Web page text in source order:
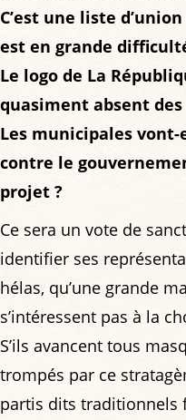
C’est une liste
est en grande
Le logo de La
quasiment absent
Les municipales
contre le
projet ?
Ce sera un vote de
identifier ses
hélas, qu’une grande
s’intéressent pas à la
S’ils avancent tous
trompés par ce
partis dits traditionnels